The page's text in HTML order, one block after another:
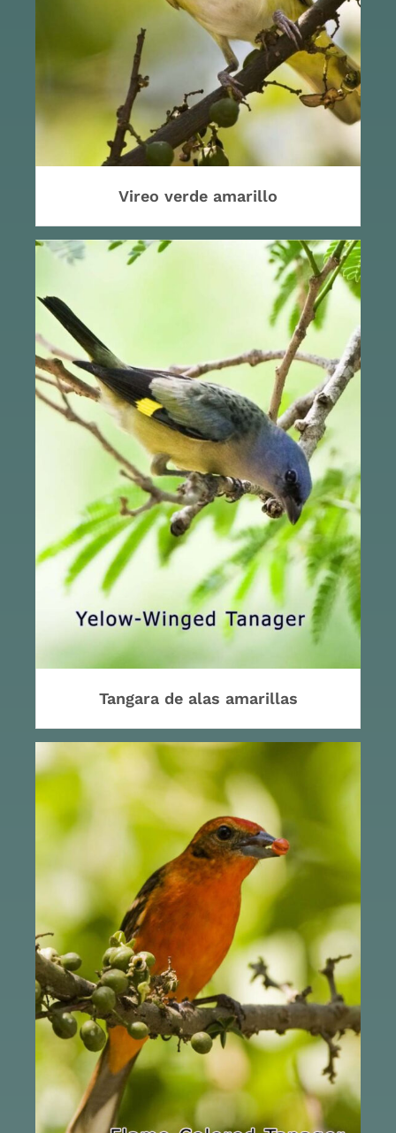
Vireo verde amarillo
Tangara de alas amarillas